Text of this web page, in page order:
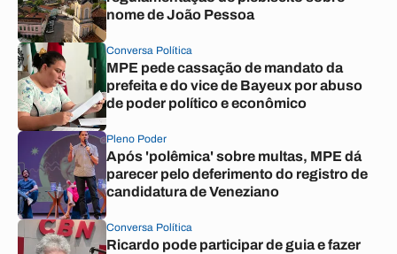
nome de João Pessoa
Conversa Política
MPE pede cassação de mandato da
prefeita e do vice de Bayeux por abuso
de poder político e econômico
Pleno Poder
Após 'polêmica' sobre multas, MPE dá
parecer pelo deferimento do registro de
candidatura de Veneziano
Conversa Política
Ricardo pode participar de guia e fazer